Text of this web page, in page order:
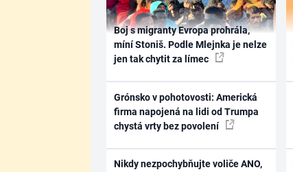
Boj s migranty Evropa prohrála,
míní Stoniš. Podle Mlejnka je nelze
jen tak chytit za límec
Grónsko v pohotovosti: Americká
firma napojená na lidi od Trumpa
chystá vrty bez povolení
Nikdy nezpochybňujte voliče ANO,